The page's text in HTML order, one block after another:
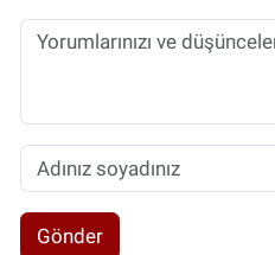
Gönder